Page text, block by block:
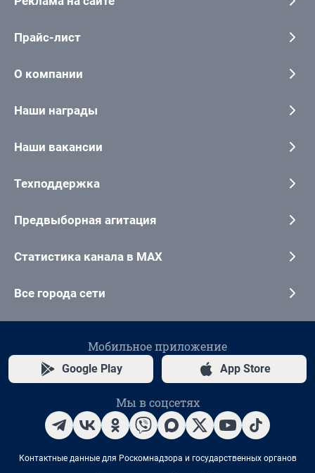
Прайс-лист
О компании
Наши награды
Наши вакансии
Техподдержка
Предвыборная агитация
Статистика канала в MAX
Все города сети
Мобильное приложение
Google Play App Store
Мы в соцсетях
Контактные данные для Роскомнадзора и государственных органов